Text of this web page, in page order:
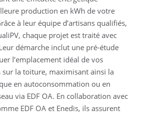
production en kWh de votre
à leur équipe d’artisans qualifiés,
chaque projet est traité avec
démarche inclut une pré-étude
l’emplacement idéal de vos
sur la toiture, maximisant ainsi la
en autoconsommation ou en
via EDF OA. En collaboration avec
EDF OA et Enedis, ils assurent